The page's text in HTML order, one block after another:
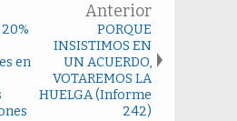
en
Anterior
PORQUE
INSISTIMOS EN
UN ACUERDO,
VOTAREMOS LA
HUELGA (Informe
242)